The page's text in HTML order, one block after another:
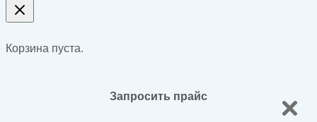
Корзина пуста.
Запросить прайс